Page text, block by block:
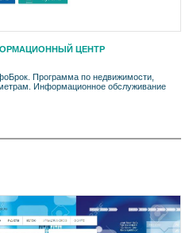
ЦЕНТР
Программа по недвижимости,
Информационное обслуживание